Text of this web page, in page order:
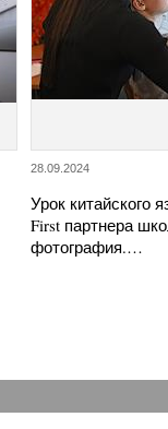
28.09.2024
Урок китайского
First партнера
фотография.…